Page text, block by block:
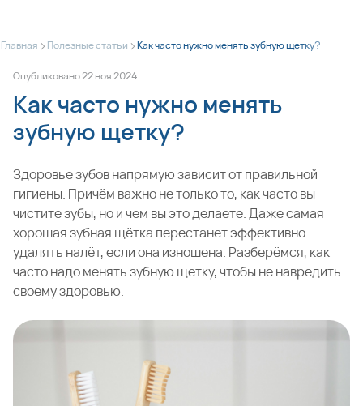
Главная > Полезные статьи >Как часто нужно менять зубную щетку?
Опубликовано22ноя2024
Как часто нужно менять
зубную щетку?
Здоровье зубов напрямую зависит от правильной
гигиены. Причём важно не только то, как часто вы
чистите зубы, но и чем вы это делаете. Даже самая
хорошая зубная щётка перестанет эффективно
удалять налёт, если она изношена. Разберёмся, как
часто надо менять зубную щётку, чтобы не навредить
своему здоровью.